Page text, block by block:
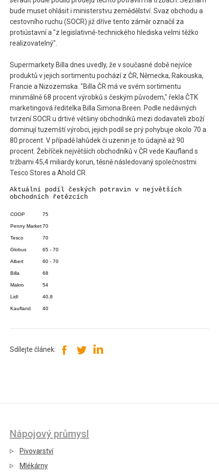
bude muset ohlásit i ministerstvu zemědělství. Svaz obchodu a
cestovního ruchu (SOCR) již dříve tento záměr označil za
protiústavní a "z legislativně-technického hlediska velmi těžko
realizovatelný".
Supermarkety Billa dnes uvedly, že v současné době nejvíce
produktů v jejich sortimentu pochází z ČR, Německa, Rakouska,
Francie a Nizozemska. "Billa ČR má ve svém sortimentu
minimálně 68 procent výrobků s českým původem," řekla ČTK
marketingová ředitelka Billa Simona Breen. Podle nedávných
tvrzení SOCR u drtivé většiny obchodníků mezi dodavateli zboží
dominují tuzemští výrobci, jejich podíl se prý pohybuje okolo 70 a
80 procent. V případě lahůdek či uzenin je to údajně až 90
procent. Žebříček největších obchodníků v ČR vede Kaufland s
tržbami 45,4 miliardy korun, těsně následovaný společnostmi
Tesco Stores a Ahold CR.
Aktuální podíl českých potravin v největších
obchodních řetězcích
COOP 75
Penny Market70
Tesco 70
Globus 65 - 70
Albert 60 - 70
Billa 68
Makro 54
Lidl 40,8
Kaufland 40
Sdílejte článek:
Nápojový průmysl
Pivovarství
Mlékárny